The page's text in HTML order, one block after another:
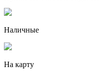
Наличные
На карту